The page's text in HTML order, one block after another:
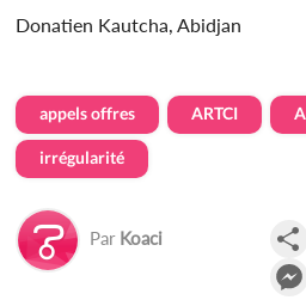
Donatien Kautcha, Abidjan
appels offres ARTCI
irrégularité
Par Koaci